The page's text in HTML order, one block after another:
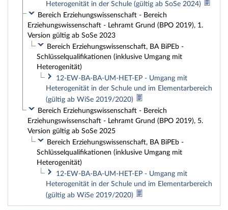
Heterogenität in der Schule (gültig ab SoSe 2024)
Bereich Erziehungswissenschaft - Bereich
Erziehungswissenschaft - Lehramt Grund (BPO 2019), 1.
Version gültig ab SoSe 2023
Bereich Erziehungswissenschaft, BA BiPEb -
Schlüsselqualifikationen (inklusive Umgang mit
Heterogenität)
12-EW-BA-BA-UM-HET-EP - Umgang mit
Heterogenität in der Schule und im Elementarbereich
(gültig ab WiSe 2019/2020)
Bereich Erziehungswissenschaft - Bereich
Erziehungswissenschaft - Lehramt Grund (BPO 2019), 5.
Version gültig ab SoSe 2025
Bereich Erziehungswissenschaft, BA BiPEb -
Schlüsselqualifikationen (inklusive Umgang mit
Heterogenität)
12-EW-BA-BA-UM-HET-EP - Umgang mit
Heterogenität in der Schule und im Elementarbereich
(gültig ab WiSe 2019/2020)